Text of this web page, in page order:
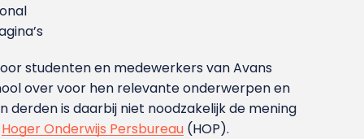
studenten en medewerkers van Avans
over voor hen relevante onderwerpen en
is daarbij niet noodzakelijk de mening
Hoger Onderwijs Persbureau (HOP).